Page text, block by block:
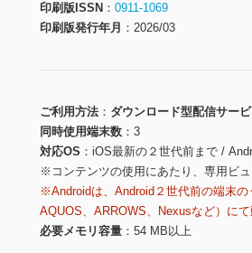
印刷版ISSN
0911-1069
印刷版発行年月
2026/03
ご利用方法
ダウンロード型配信サービ
同時使用端末数
3
対応OS
iOS最新の２世代前まで /
※コンテンツの使用にあたり、専用ビ
※Androidは、Android２世代前の端末の
AQUOS、ARROWS、Nexusなど）に
必要メモリ容量
54 MB以上